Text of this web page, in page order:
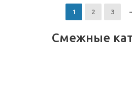
1 2 3
Смежные